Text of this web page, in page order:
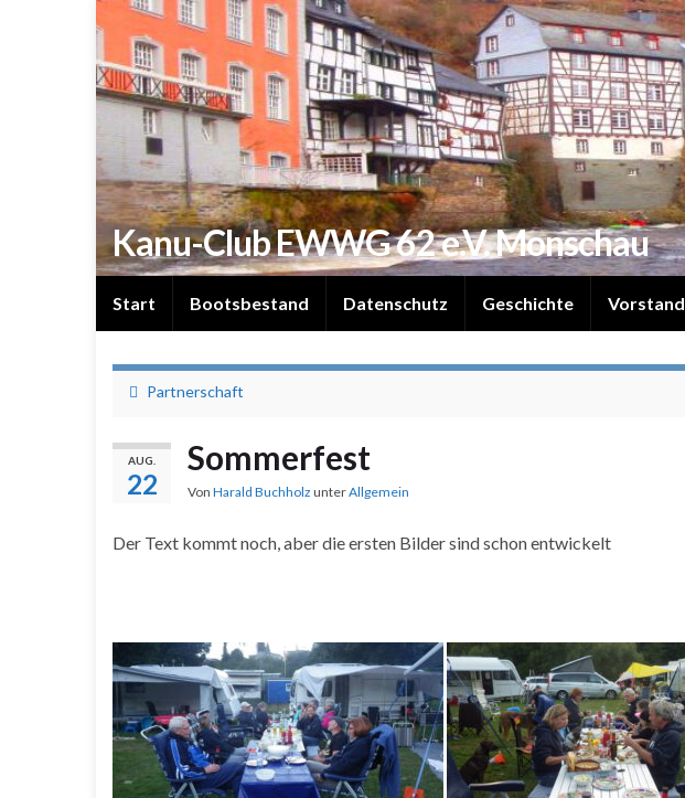
Kanu-Club EWWG 62 e.V. Monschau
Start Bootsbestand Datenschutz Geschichte Vorstand
Partnerschaft
AUG.
22
Sommerfest
Von Harald Buchholz unterAllgemein
Der Text kommt noch, aber die ersten Bilder sind schon entwickelt